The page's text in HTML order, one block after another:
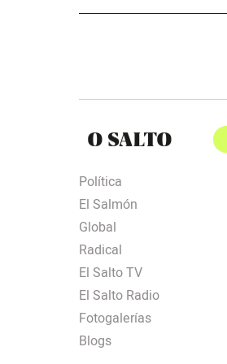
Política
El Salmón
Global
Radical
El Salto TV
El Salto Radio
Fotogalerías
Blogs